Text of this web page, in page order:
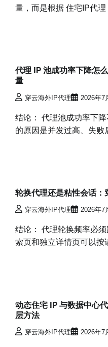
量，而是根据 住宅IP代
代理 IP 池成功率下降怎
量
穿云海外IP代理 2026年7
结论： 代理池成功率下
的原因是并发过高、失
轮换代理还是粘性会话
穿云海外IP代理 2026年7
结论： 代理轮换频率必
索页和独立详情页可以
动态住宅 IP 与数据中心
层方法
穿云海外IP代理 2026年7